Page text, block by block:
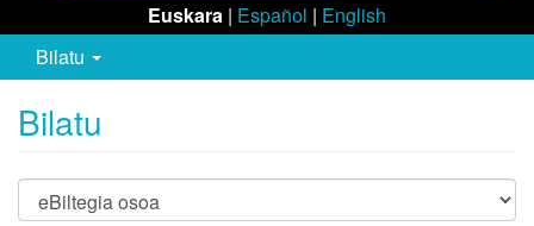
Euskara | Español | English
Bilatu
Bilatu